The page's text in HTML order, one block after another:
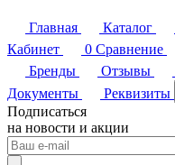
Главная Каталог
Кабинет
0 Сравнение
Бренды
Отзывы
Документы
Реквизиты
Подписаться
на новости и акции